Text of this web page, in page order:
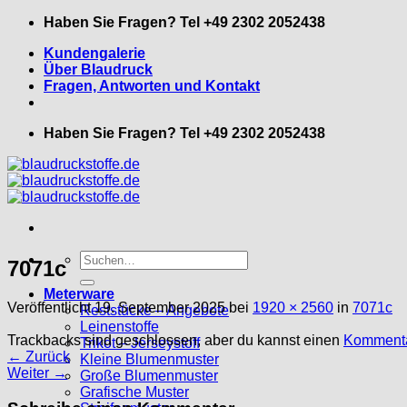
Zum
springen
Haben Sie Fragen? Tel +49 2302 2052438
Kundengalerie
Über Blaudruck
Fragen, Antworten und Kontakt
Haben Sie Fragen? Tel +49 2302 2052438
Suche
nach:
Meterware
Reststücke – Angebote
Leinenstoffe
Trikot – Jerseystoff
Kleine Blumenmuster
Große Blumenmuster
Grafische Muster
7071c
Veröffentlicht19. September 2025bei 1920 × 2560 in 7071c
Trackbacks sind geschlossen, aber du kannst einen
← Zurück
Weiter →